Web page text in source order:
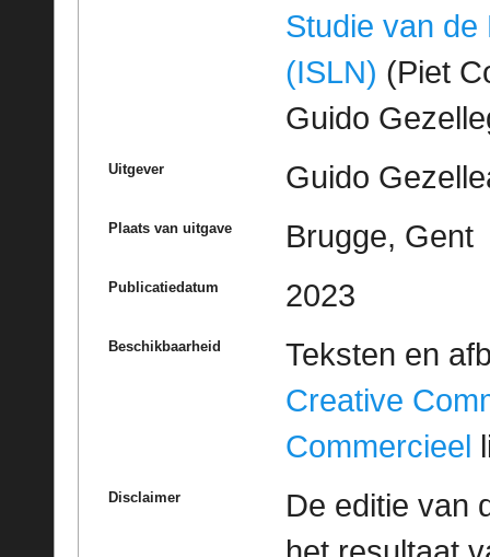
Studie van de
(ISLN) (Piet
Guido
Uitgever Guido
Plaats van uitgave Brugge, Gent
Publicatiedatum 2023
Beschikbaarheid
Teksten en
Creative
Commercieel
Disclaimer
De editie van